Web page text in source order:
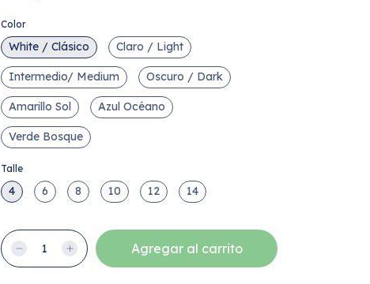
Color
White / Clásico Claro / Light
Intermedio/ Medium Oscuro / Dark
Amarillo Sol Azul Océano
Verde Bosque
Talle
4 6 8 10 12 14